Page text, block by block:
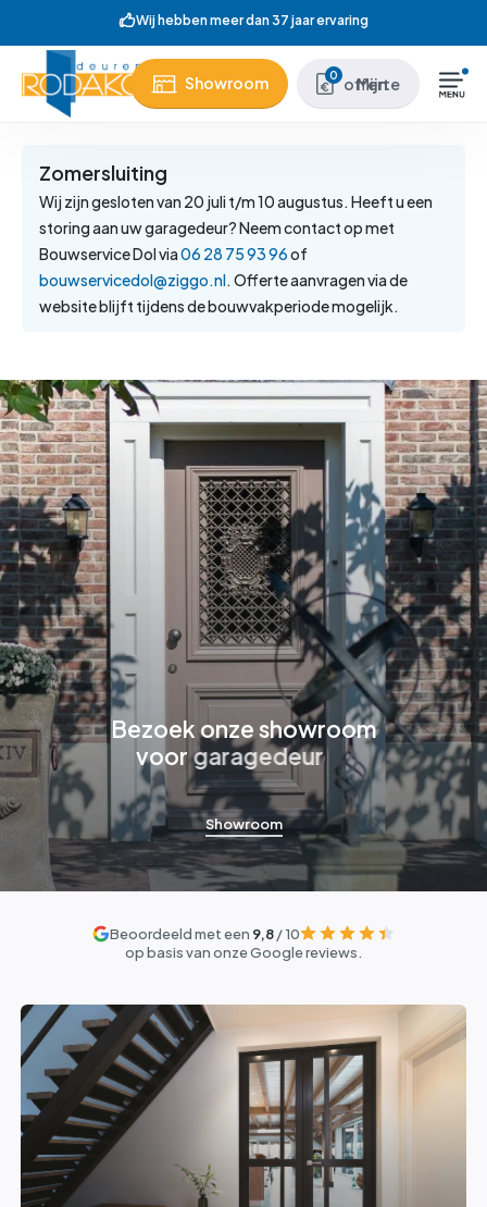
content
Wij hebben meer dan 37 jaar ervaring
Showroom 0 Mijn offerte
Zomersluiting
Wij zijn gesloten van 20 juli t/m 10 augustus. Heeft u een
storing aan uw garagedeur? Neem contact op met
Bouwservice Dol via06 28 75 93 96of
bouwservicedol@ziggo.nl. Offerte aanvragen via de
website blijft tijdens de bouwvakperiode mogelijk.
Bezoekonzeshowroom
voor garagedeuren
Showroom
Beoordeeld met een 9,8/ 10
op basis van onze Google reviews.
Close
Menu